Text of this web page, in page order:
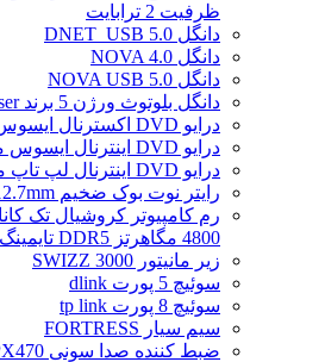
ظرفیت 2 ترابایت
دانگل DNET_USB 5.0
دانگل NOVA 4.0
دانگل NOVA USB 5.0
دانگل بلوتوث ورژن 5 برند Kaiser
درایو DVD اکسترنال ایسوس مدل dvd rw
درایو DVD اینترنال ایسوس مدل dvd rw
درایو DVD اینترنال لپ تاپ مدل ۹.۵ mm
رایتر نوت بوک ضخیم DVD RW 12.7mm
4800 مگاهرتز DDR5 تایمینگ CL40 حافظه 8 گیگابایت
زیر مانیتور SWIZZ 3000
سوئیچ 5 پورت dlink
سوئیچ 8 پورت tp link
سیم سیار FORTRESS
ضبط کننده صدا سونی ICD-PX470